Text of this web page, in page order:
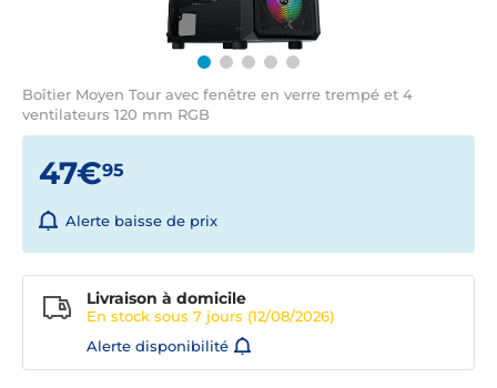
Boîtier Moyen Tour avec fenêtre en verre trempé et 4
ventilateurs 120 mm RGB
47€95
Alerte baisse de prix
Livraison à domicile
En stock sous 7 jours (12/08/2026)
Alerte disponibilité